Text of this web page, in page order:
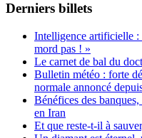
Derniers billets
Intelligence artificielle :
mord pas ! »
Le carnet de bal du
Bulletin météo : forte
normale annoncé
Bénéfices des
en Iran
Et que reste-t-il à